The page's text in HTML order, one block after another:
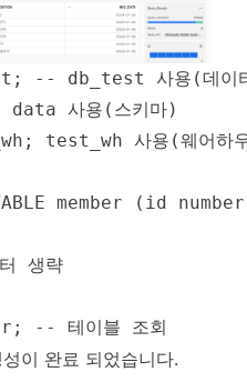
이 완료 되었습니다.